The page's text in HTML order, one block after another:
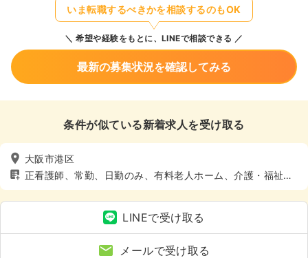
いま転職するべきかを相談するのもOK
希望や経験をもとに、LINEで相談できる
最新の募集状況を確認してみる
条件が似ている新着求人を受け取る
大阪市港区
正看護師、常勤、日勤のみ、有料老人ホーム、介護・福祉
系、4週8休以上
LINEで受け取る
メールで受け取る